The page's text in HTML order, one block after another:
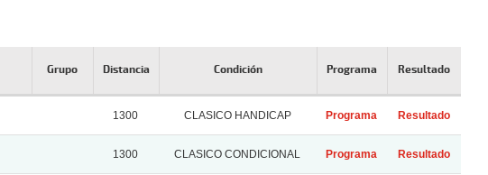
Grupo Distancia Condición Programa Resultado
1300 CLASICO HANDICAP Programa Resultado
1300 CLASICO CONDICIONAL Programa Resultado